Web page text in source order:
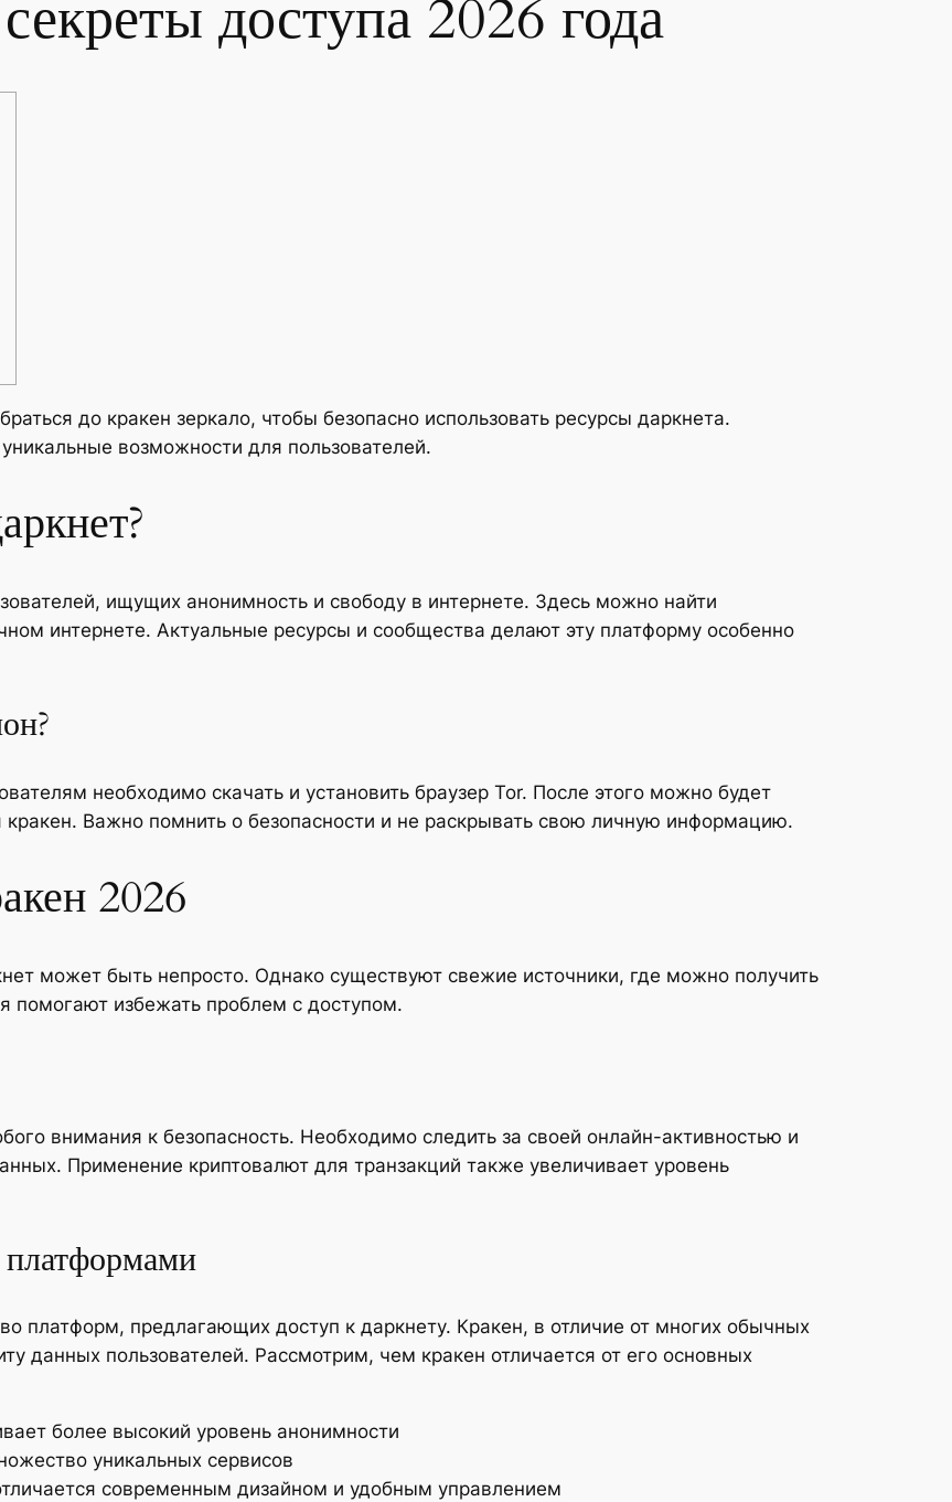
доступа 2026 года
до кракен зеркало, чтобы безопасно использовать ресурсы даркнета.
возможности для пользователей.
ищущих анонимность и свободу в интернете. Здесь можно найти
интернете. Актуальные ресурсы и сообщества делают эту платформу особенно
необходимо скачать и установить браузер Tor. После этого можно будет
Важно помнить о безопасности и не раскрывать свою личную информацию.
2026
может быть непросто. Однако существуют свежие источники, где можно получить
помогают избежать проблем с доступом.
внимания к безопасность. Необходимо следить за своей онлайн-активностью и
Применение криптовалют для транзакций также увеличивает уровень
платформ, предлагающих доступ к даркнету. Кракен, в отличие от многих обычных
данных пользователей. Рассмотрим, чем кракен отличается от его основных
более высокий уровень анонимности
уникальных сервисов
современным дизайном и удобным управлением